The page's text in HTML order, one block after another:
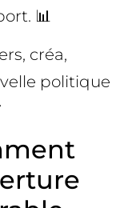
📊
créa,
politique